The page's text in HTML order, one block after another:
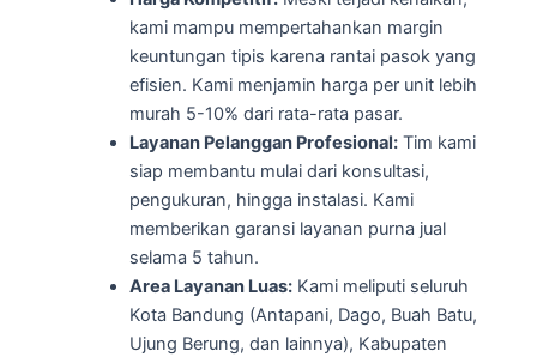
kami mampu mempertahankan margin
keuntungan tipis karena rantai pasok yang
efisien. Kami menjamin harga per unit lebih
murah 5-10% dari rata-rata pasar.
Layanan Pelanggan Profesional:Tim kami
siap membantu mulai dari konsultasi,
pengukuran, hingga instalasi. Kami
memberikan garansi layanan purna jual
selama 5 tahun.
Area Layanan Luas:Kami meliputi seluruh
Kota Bandung (Antapani, Dago, Buah Batu,
Ujung Berung, dan lainnya), Kabupaten